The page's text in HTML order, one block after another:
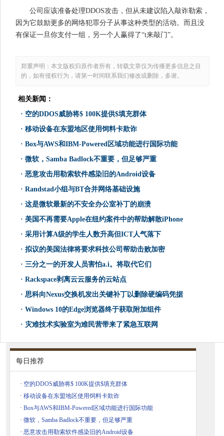
公司应该准备处理DDOS攻击，但从未建议陷入敲诈勒索，
因为它鼓励更多的网络犯罪分子从事这种类型的活动。而且没
有保证一旦你支付一组，另一个人赢得了“t来敲门”。
郑重声明：本文版权归原作者所有，转载文章仅为传播更多信息之目
的，如有侵权行为，请第一时间联系我们修改或删除，多谢。
相关新闻：
· 空的DDOS威胁将$ 100K提供$填充群体
· 移动设备在东盟地区使用饲料卡欺诈
· Box与AWS和IBM-Powered区域功能进行国际功能
· 微软，Samba Badlock不重要，但足够严重
· 恶意攻击用勒索软件感染旧的Android设备
· Randstad小组与BT合并网络基础设施
· 这是微软最新的不安全办公室补丁的崩溃
· 美国不再需要Apple在纽约案件中的帮助解散iPhone
· 采用计算A级的学生人数升高但ICT人气落下
· 拟议的美国法律将要求科技公司帮助击败加密
· 三分之一的开发人员害怕a.i。将取代它们
· Rackspace剥离云云服务的云站点
· 思科向Nexus交换机发出关键补丁以删除硬编码凭据
· Windows 10的Edge浏览器终于​​获取附加组件
· 灾难技术实验室为难民营带来了紧急互联网
每日推荐
· 空的DDOS威胁将$ 100K提供$填充群体
· 移动设备在东盟地区使用饲料卡欺诈
· Box与AWS和IBM-Powered区域功能进行国际功能
· 微软，Samba Badlock不重要，但足够严重
· 恶意攻击用勒索软件感染旧的Android设备